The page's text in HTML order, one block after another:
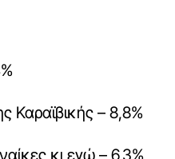
Καραϊβικής – 8,8%
κι εγώ – 6,3%